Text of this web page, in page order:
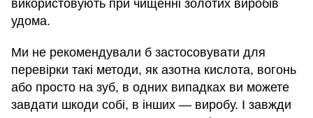
використовують при чищенні золотих виробів
удома.
Ми не рекомендували б застосовувати для
перевірки такі методи, як азотна кислота, вогонь
або просто на зуб, в одних випадках ви можете
завдати шкоди собі, в інших — виробу. І завжди